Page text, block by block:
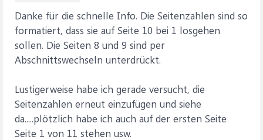
Danke für die schnelle Info. Die Seitenzahlen sind so
formatiert, dass sie auf Seite 10 bei 1 losgehen
sollen. Die Seiten 8 und 9 sind per
Abschnittswechseln unterdrückt.
Lustigerweise habe ich gerade versucht, die
Seitenzahlen erneut einzufügen und siehe
da.....plötzlich habe ich auch auf der ersten Seite
Seite 1 von 11 stehen usw.